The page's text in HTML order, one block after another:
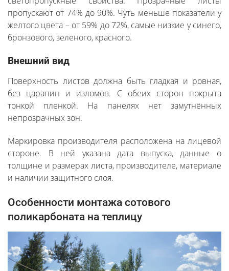
пропускают от 74% до 90%. Чуть меньше показатели у
желтого цвета – от 59% до 72%, самые низкие у синего,
бронзового, зеленого, красного.
Внешний вид
Поверхность листов должна быть гладкая и ровная,
без царапин и изломов. С обеих сторон покрыта
тонкой пленкой. На панелях нет замутнённых
непрозрачных зон.
Маркировка производителя расположена на лицевой
стороне. В ней указана дата выпуска, данные о
толщине и размерах листа, производителе, материале
и наличии защитного слоя.
Особенности монтажа сотового
поликарбоната на теплицу